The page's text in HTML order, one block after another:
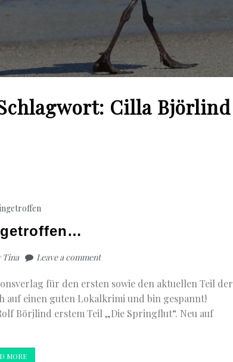
Cilla Björlind
Tina Leave a comment
für den ersten sowie den aktuellen Teil der
auf einen guten Lokalkrimi und bin gespannt!
Börjlind erstem Teil „Die Springflut“. Neu auf
MORE